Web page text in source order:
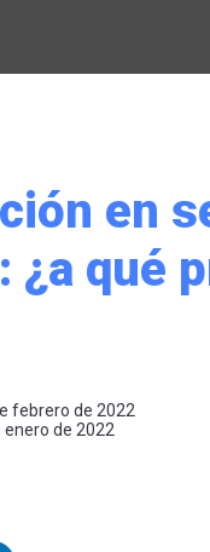
en
¿a qué
febrero de 2022
enero de 2022